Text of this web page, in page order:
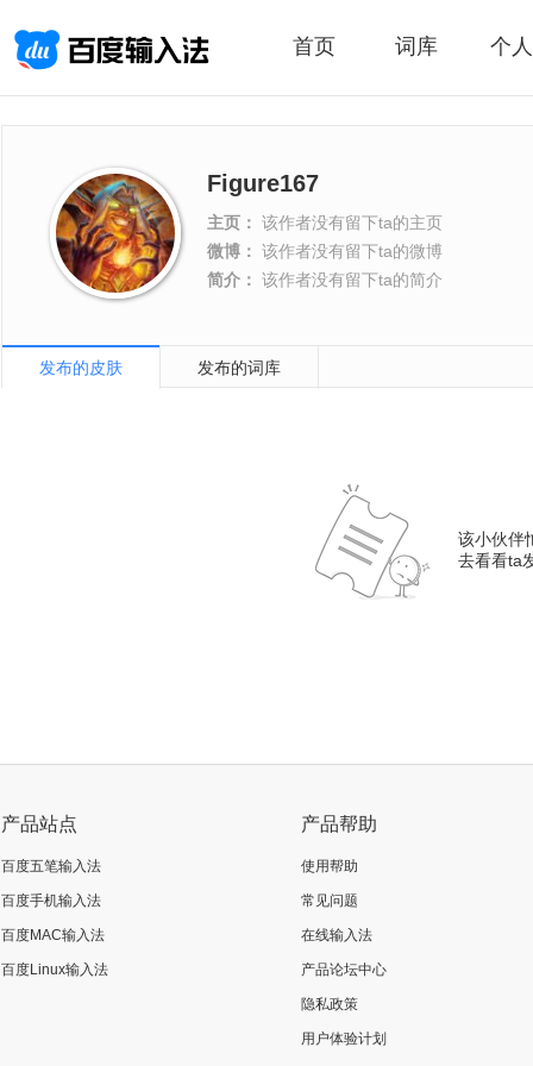
首页 词库 个
Figure167
主页： 该作者没有留下ta的主页
微博： 该作者没有留下ta的微博
简介： 该作者没有留下ta的简介
发布的皮肤 发布的词库
该小伙伴
去看看ta
产品站点
百度五笔输入法
百度手机输入法
百度MAC输入法
百度Linux输入法
产品帮助
使用帮助
常见问题
在线输入法
产品论坛中心
隐私政策
用户体验计划